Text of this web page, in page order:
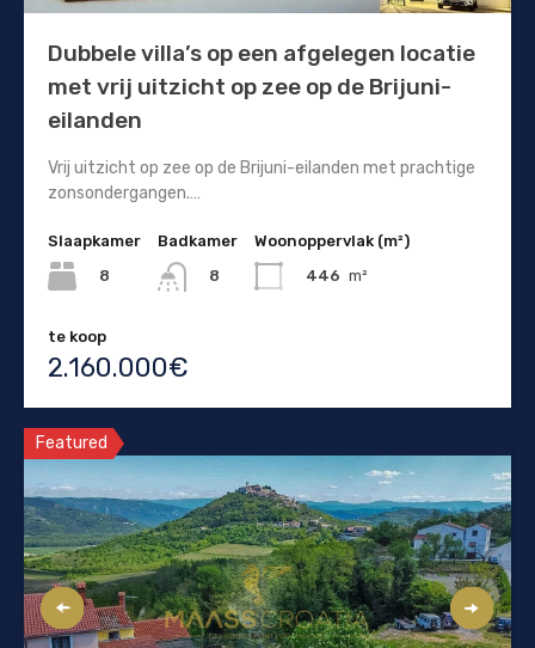
Dubbele villa’s op een afgelegen locatie
met vrij uitzicht op zee op de Brijuni-
eilanden
Vrij uitzicht op zee op de Brijuni-eilanden met prachtige
zonsondergangen.…
Slaapkamer
8
Badkamer
8
Woonoppervlak (m²)
446 m²
te koop
2.160.000€
Featured